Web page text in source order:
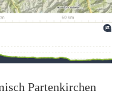
Partenkirchen